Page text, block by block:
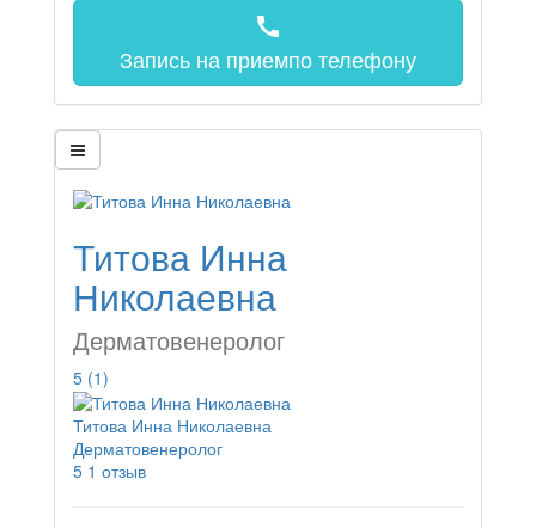
call
Запись на приемпо телефону
Титова Инна
Николаевна
Дерматовенеролог
5 (1)
Титова Инна Николаевна
Дерматовенеролог
5 1 отзыв